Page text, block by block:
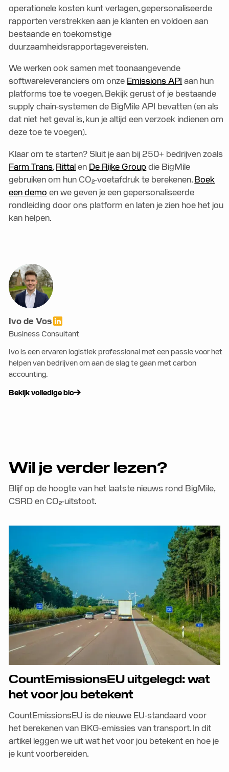
operationele kosten kunt verlagen, gepersonaliseerde
rapporten verstrekken aan je klanten en voldoen aan
bestaande en toekomstige
duurzaamheidsrapportagevereisten.
We werken ook samen met toonaangevende
softwareleveranciers om onze Emissions API aan hun
platforms toe te voegen. Bekijk gerust of je bestaande
supply chain-systemen de BigMile API bevatten (en als
dat niet het geval is, kun je altijd een verzoek indienen om
deze toe te voegen).
Klaar om te starten? Sluit je aan bij 250+ bedrijven zoals
Farm Trans,Rittalen De Rijke Group die BigMile
gebruiken om hun CO₂-voetafdruk te berekenen.Boek
een demo en we geven je een gepersonaliseerde
rondleiding door ons platform en laten je zien hoe het jou
kan helpen.
Ivo de Vos
Business Consultant
Ivo is een ervaren logistiek professional met een passie voor het
helpen van bedrijven om aan de slag te gaan met carbon
accounting.
Bekijk volledige bio
Wil je verder lezen?
Blijf op de hoogte van het laatste nieuws rond BigMile,
CSRD en CO₂-uitstoot.
CountEmissionsEU uitgelegd: wat
het voor jou betekent
CountEmissionsEU is de nieuwe EU-standaard voor
het berekenen van BKG-emissies van transport. In dit
artikel leggen we uit wat het voor jou betekent en hoe je
je kunt voorbereiden.